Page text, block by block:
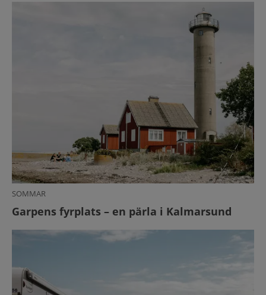
SOMMAR
Garpens fyrplats – en pärla i Kalmarsund